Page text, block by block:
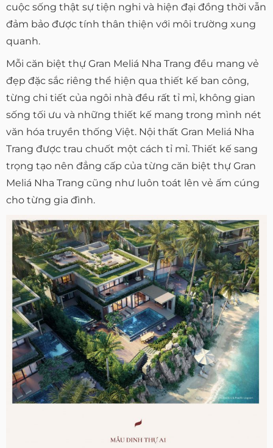
cuộc sống thật sự tiện nghi và hiện đại đồng thời vẫn
đảm bảo được tính thân thiện với môi trường xung
quanh.
Mỗi căn biệt thự Gran Meliá Nha Trang đều mang vẻ
đẹp đặc sắc riêng thể hiện qua thiết kế ban công,
từng chi tiết của ngôi nhà đều rất tỉ mỉ, không gian
sống tối ưu và những thiết kế mang trong mình nét
văn hóa truyền thống Việt. Nội thất Gran Meliá Nha
Trang được trau chuốt một cách tỉ mỉ. Thiết kế sang
trọng tạo nên đẳng cấp của từng căn biệt thự Gran
Meliá Nha Trang cũng như luôn toát lên vẻ ấm cúng
cho từng gia đình.